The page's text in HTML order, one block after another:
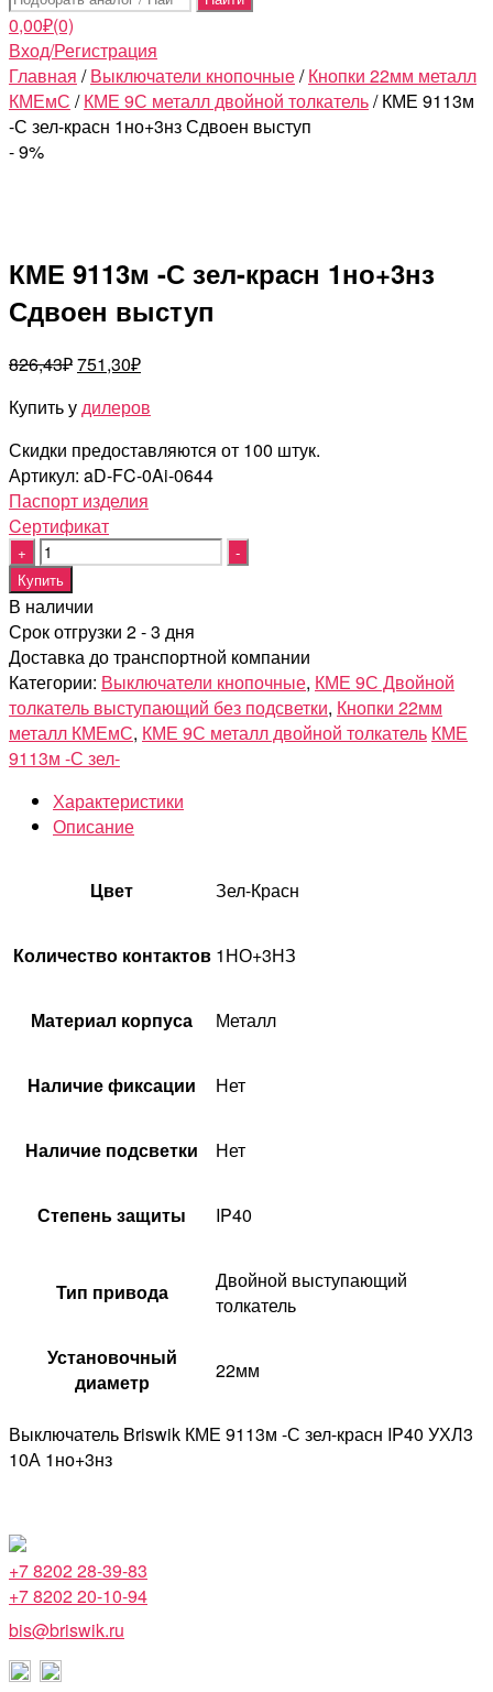
0,00₽(0)
Вход/Регистрация
Главная /Выключатели кнопочные/Кнопки 22мм металл
КМЕмС /КМЕ 9С металл двойной толкатель/ КМЕ 9113м
-С зел-красн 1но+3нз Сдвоен выступ
- 9%
КМЕ 9113м -С зел-красн 1но+3нз
Сдвоен выступ
826,43₽Первоначальная
составляла
751,30₽Текущая
751,30₽.
Купить удилеров
Скидки предоставляются от 100 штук.
Артикул: aD-FC-0Ai-0644
Паспорт изделия
Cертификат
Quantity
Купить
В наличии
Срок отгрузки 2 - 3 дня
Доставка до транспортной компании
Категории: Выключатели кнопочные, КМЕ 9С Двойной
толкатель выступающий без подсветки, Кнопки 22мм
металл КМЕмС, КМЕ 9С металл двойной толкатель КМЕ
9113м -С зел-
Характеристики
Описание
Цвет Зел-Красн
Количество контактов 1НО+3НЗ
Материал корпуса Металл
Наличие фиксации Нет
Наличие подсветки Нет
Степень защиты IP40
Тип привода
Двойной выступающий
толкатель
Установочный
диаметр
22мм
Выключатель Briswik КМЕ 9113м -С зел-красн IP40 УХЛ3
10А 1но+3нз
+7 8202 28-39-83
+7 8202 20-10-94
bis@briswik.ru